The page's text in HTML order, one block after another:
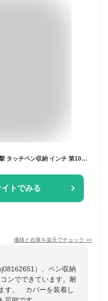
【送料無料】ケース ペン収納 耐衝撃 タッチペン収納 インチ 第10世代 おしゃれ ペンシル収納 第5世代 第7世代 カバー air 10.2 アイパッド 第9世代
トでみる
価格と在庫を楽天でチェック >>
）、ペン収納
ンでできています。耐
す。 カバーを装着し